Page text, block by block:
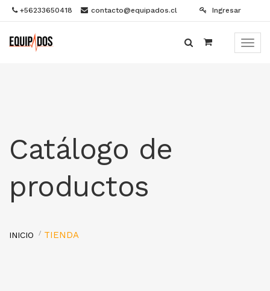
+56233650418 contacto@equipados.cl Ingresar
Menú
Catálogo de
productos
INICIO TIENDA